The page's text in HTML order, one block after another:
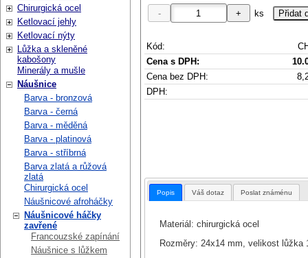
ks
Kód:
Cena s DPH:
Cena bez DPH:
DPH:
Popis Váš dotaz Poslat známénu
Materiál: chirurgická ocel
Rozměry: 24x14 mm, velikost lůžka
Chirurgická ocel
Ketlovací jehly
Ketlovací nýty
Lůžka a skleněné
kabošony
Minerály a mušle
Náušnice
Barva - bronzová
Barva - černá
Barva - měděná
Barva - platinová
Barva - stříbrná
Barva zlatá a růžová
zlatá
Chirurgická ocel
Náušnicové afroháčky
Náušnicové háčky
zavřené
Francouzské zapínání
Náušnice s lůžkem